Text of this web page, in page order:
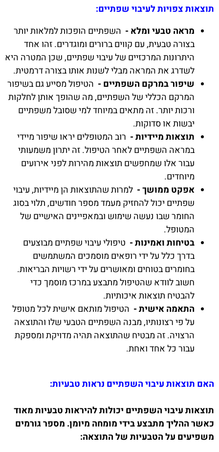
תוצאות צפויות לעיבוי שפתיים:
מראה טבעי ומלא - השפתיים הופכות למלאות יותר
בצורה טבעית, עם קווים ברורים ומוגדרים. זהו אחד
היתרונות המרכזיים של עיבוי שפתיים, שכן המטרה היא
לשדרג את המראה מבלי לשנות אותו בצורה דרמטית.
שיפור במרקם השפתיים - הטיפול מסייע גם בשיפור
המרקם הכללי של השפתיים, מה שהופך אותן לחלקות
ורכות יותר. זה מתאים במיוחד למי שסובל משפתיים
יבשות או סדוקות.
תוצאות מיידיות - רוב המטופלים יראו שיפור מיידי
במראה השפתיים לאחר הטיפול. זה יתרון משמעותי
עבור אלו שמחפשים תוצאות מהירות לפני אירועים
מיוחדים.
אפקט ממושך - למרות שהתוצאות הן מיידיות, עיבוי
שפתיים יכול להחזיק מעמד מספר חודשים, תלוי בסוג
החומר שבו נעשה שימוש ובמאפיינים האישיים של
המטופל.
בטיחות ואמינות - טיפולי עיבוי שפתיים מבוצעים
בדרך כלל על ידי רופאים מוסמכים המשתמשים
בחומרים בטוחים ומאושרים על ידי רשויות הבריאות.
חשוב לוודא שהטיפול מתבצע במרכז מוסמך כדי
להבטיח תוצאות איכותיות.
התאמה אישית - הטיפול מותאם אישית לכל מטופל
על פי רצונותיו, מבנה השפתיים הטבעי שלו והתוצאה
הרצויה. זה מבטיח שהתוצאה תהיה מדויקת ומספקת
עבור כל אחד ואחת.
האם תוצאות עיבוי השפתיים נראות טבעיות:
תוצאות עיבוי השפתיים יכולות להיראות טבעיות מאוד
כאשר ההליך מתבצע בידי מומחה מיומן. מספר גורמים
משפיעים על הטבעיות של התוצאה: